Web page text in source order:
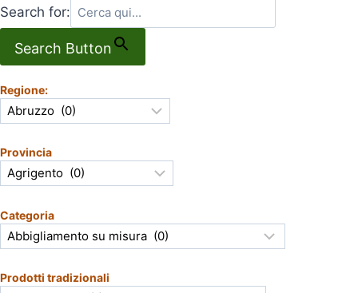
Search for:
Search Button
Regione:
Provincia
Categoria
Prodotti tradizionali